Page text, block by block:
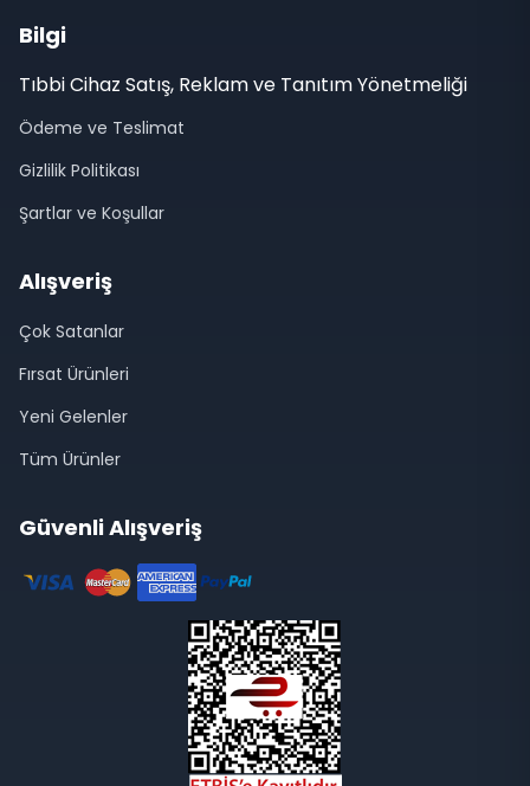
Bilgi
Tıbbi Cihaz Satış, Reklam ve Tanıtım Yönetmeliği
Ödeme ve Teslimat
Gizlilik Politikası
Şartlar ve Koşullar
Alışveriş
Çok Satanlar
Fırsat Ürünleri
Yeni Gelenler
Tüm Ürünler
Güvenli Alışveriş